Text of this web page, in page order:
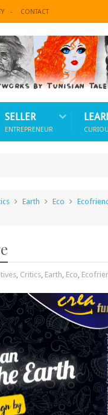
CONTACT
SELLER
ENTREPRENEUR
Earth Eco
, Critics, Earth, Eco,